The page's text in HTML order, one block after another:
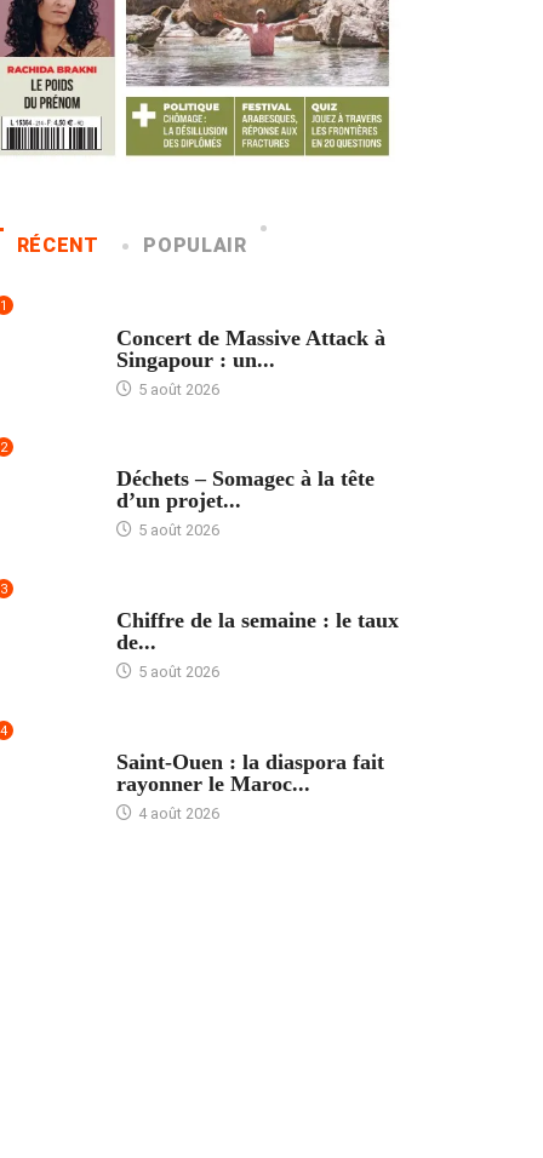
RÉCENT POPULAIR
1
Concert de Massive Attack à
Singapour : un...
5 août 2026
2
Déchets – Somagec à la tête
d’un projet...
5 août 2026
3
Chiffre de la semaine : le taux
de...
5 août 2026
4
Saint-Ouen : la diaspora fait
rayonner le Maroc...
4 août 2026